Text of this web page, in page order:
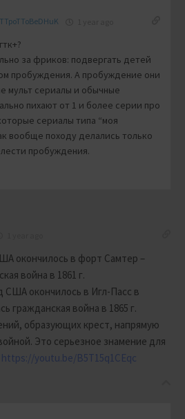
TTpoTToBeDHuK
за фриков: подвергать детей
пробуждения. А пробуждение они
мульт сериалы и обычные
пихают от 1 и более серии про
сериалы типа “моя
вообще походу делались только
пробуждения.
окончилось в форт Самтер –
война в 1861 г.
США окончилось в Игл-Пасс в
гражданская война в 1865 г.
образующих крест, напрямую
Это серьезное знамение для
https://youtu.be/B5T15q1CEqc